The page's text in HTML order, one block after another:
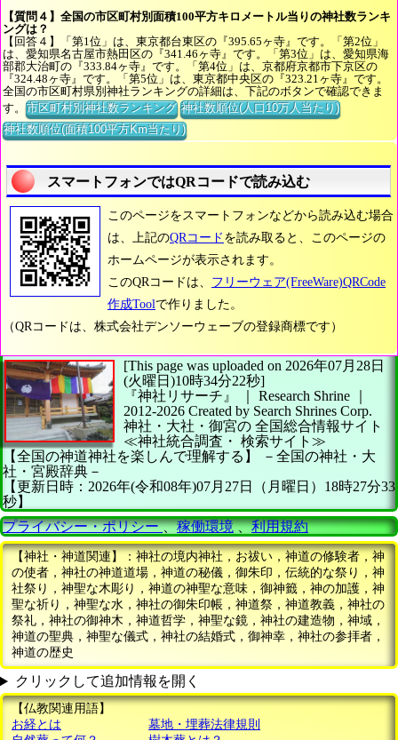
【質問４】全国の市区町村別面積100平方キロメートル当りの神社数ランキ
ングは？
【回答４】「第1位」は、東京都台東区の『395.65ヶ寺』です。「第2位」
は、愛知県名古屋市熱田区の『341.46ヶ寺』です。「第3位」は、愛知県海
部郡大治町の『333.84ヶ寺』です。「第4位」は、京都府京都市下京区の
『324.48ヶ寺』です。「第5位」は、東京都中央区の『323.21ヶ寺』です。
全国の市区町村県別神社ランキングの詳細は、下記のボタンで確認できま
す。市区町村別神社数ランキング 神社数順位(人口10万人当たり)
神社数順位(面積100平方Km当たり)
スマートフォンではQRコードで読み込む
このページをスマートフォンなどから読み込む場合
は、上記のQRコード を読み取ると、このページの
ホームページが表示されます。
このQRコードは、 フリーウェア(FreeWare)QRCode
作成Toolで作りました。
（QRコードは、株式会社デンソーウェーブの登録商標です）
[This page was uploaded on 2026年07月28日
(火曜日)10時34分22秒]
『神社リサーチ』 ｜ Research Shrine
2012-2026 Created by Search Shrines Corp.
神社・大社・御宮の 全国総合情報サイト
≪神社統合調査・ 検索サイト≫
【全国の神道神社を楽しんで理解する】
－全国の神社・大
社・宮殿辞典－
【更新日時：2026年(令和08年)07月27日（月曜日）18時27分33
秒】
プライバシー・ポリシー、稼働環境、利用規約
【神社・神道関連】：神社の境内神社，お祓い，神道の修験者，神
の使者，神社の神道道場，神道の秘儀，御朱印，伝統的な祭り，神
社祭り，神聖な木彫り，神道の神聖な意味，御神籤，神の加護，神
聖な祈り，神聖な水，神社の御朱印帳，神道祭，神道教義，神社の
祭礼，神社の御神木，神道哲学，神聖な鏡，神社の建造物，神域，
神道の聖典，神聖な儀式，神社の結婚式，御神幸，神社の参拝者，
神道の歴史
クリックして追加情報を開く
【仏教関連用語】
お経とは
墓地・埋葬法律規則